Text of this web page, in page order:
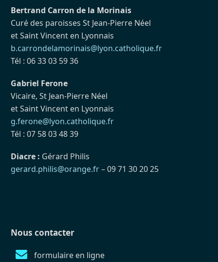
Bertrand Carron de la Morinais
Curé des paroisses St Jean-Pierre Néel
et Saint Vincent en Lyonnais
b.carrondelamorinais@lyon.catholique.fr
Tél : 06 33 03 59 36
Gabriel Ferone
Vicaire, St Jean-Pierre Néel
et Saint Vincent en Lyonnais
g.ferone@lyon.catholique.fr
Tél : 07 58 03 48 39
Diacre : Gérard Philis
gerard.philis@orange.fr– 09 71 30 20 25
Nous contacter
formulaire en ligne